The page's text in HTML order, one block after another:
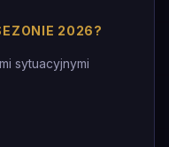
2026?
sytuacyjnymi